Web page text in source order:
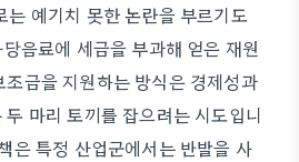
는 예기치 못한 논란을 부르기도
음료에 세금을 부과해 얻은 재원
금을 지원하는 방식은 경제성과
마리 토끼를 잡으려는 시도입니
은 특정 산업군에서는 반발을 사